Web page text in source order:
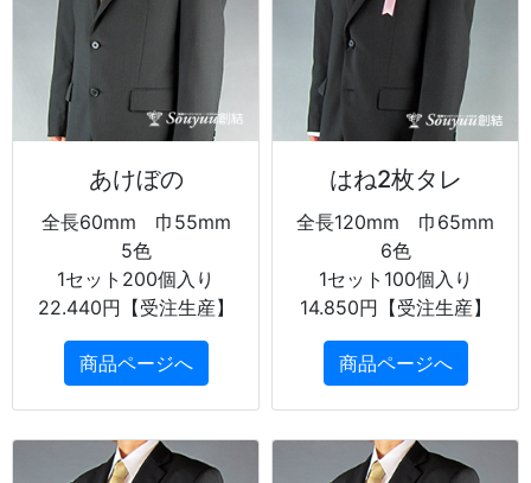
あけぼの
全長60mm 巾55mm
5色
1セット200個入り
22.440円【受注生産】
商品ページへ
はね2枚タレ
全長120mm 巾65mm
6色
1セット100個入り
14.850円【受注生産】
商品ページへ